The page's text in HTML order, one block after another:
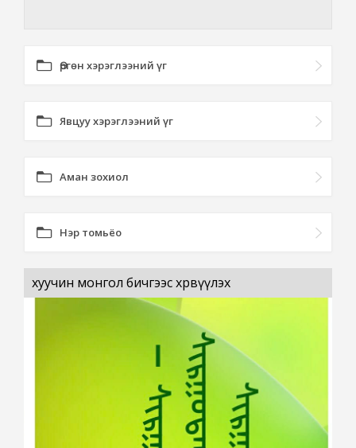
Өргөн хэрэглээний үг
Явцуу хэрэглээний үг
Аман зохиол
Нэр томьёо
хуучин монгол бичгээс хөрвүүлэх